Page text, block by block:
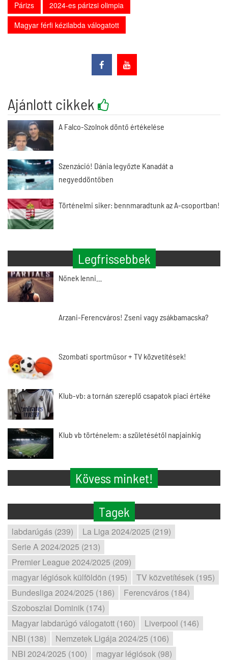
Párizs
2024-es párizsi olimpia
Magyar férfi kézilabda válogatott
Ajánlott cikkek
A Falco-Szolnok döntő értékelése
Szenzáció! Dánia legyőzte Kanadát a
negyeddöntőben
Történelmi siker: bennmaradtunk az A-csoportban!
Legfrissebbek
Nőnek lenni…
Arzani-Ferencváros! Zseni vagy zsákbamacska?
Szombati sportműsor + TV közvetítések!
Klub-vb: a tornán szereplő csapatok piaci értéke
Klub vb történelem: a születésétől napjainkig
Kövess minket!
Tagek
labdarúgás (239)
La Liga 2024/2025 (219)
Serie A 2024/2025 (213)
Premier League 2024/2025 (209)
magyar légiósok külföldön (195)
TV közvetítések (195)
Bundesliga 2024/2025 (186)
Ferencváros (184)
Szoboszlai Dominik (174)
Magyar labdarúgó válogatott (160)
Liverpool (146)
NBI (138)
Nemzetek Ligája 2024/25 (106)
NBI 2024/2025 (100)
magyar légiósok (98)